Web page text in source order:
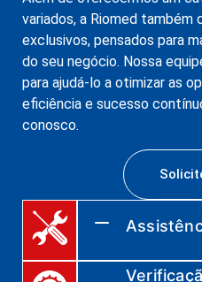
variados, a Riomed também
exclusivos, pensados para
do seu negócio. Nossa
para ajudá-lo a otimizar as
eficiência e sucesso
conosco.